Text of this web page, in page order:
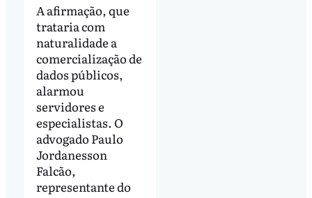
A afirmação, que
trataria com
naturalidade a
comercialização de
dados públicos,
alarmou
servidores e
especialistas. O
advogado Paulo
Jordanesson
Falcão,
representante do